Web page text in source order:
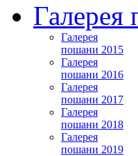
Галерея
Галерея
пошани 2015
Галерея
пошани 2016
Галерея
пошани 2017
Галерея
пошани 2018
Галерея
пошани 2019